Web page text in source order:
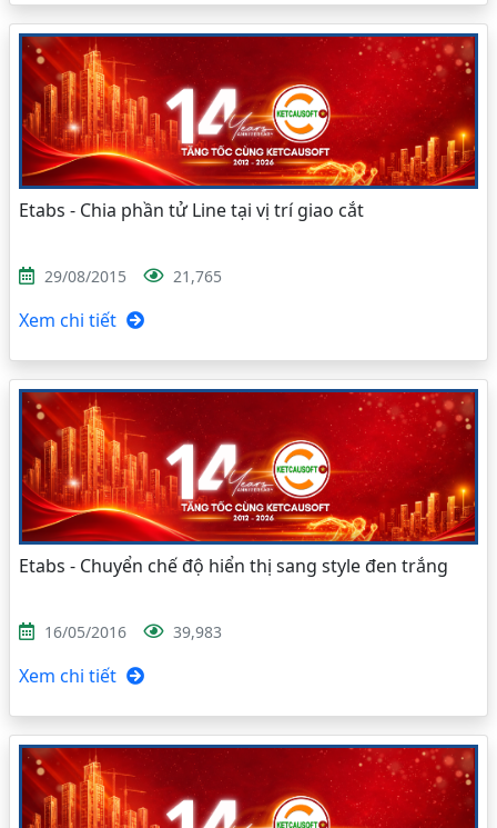
Etabs - Chia phần tử Line tại vị trí giao cắt
29/08/2015 21,765
Xem chi tiết
Etabs - Chuyển chế độ hiển thị sang style đen trắng
16/05/2016 39,983
Xem chi tiết